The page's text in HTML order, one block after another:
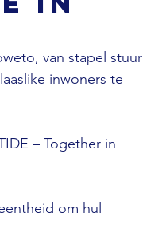
van stapel stuur
inwoners te
– Together in
om hul